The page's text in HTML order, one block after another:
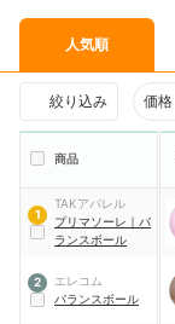
人気順
絞り込み 価格
商品
1
TAKアパレル
プリマソーレ ｜ バ
ランスボール
2
エレコム
バランスボール